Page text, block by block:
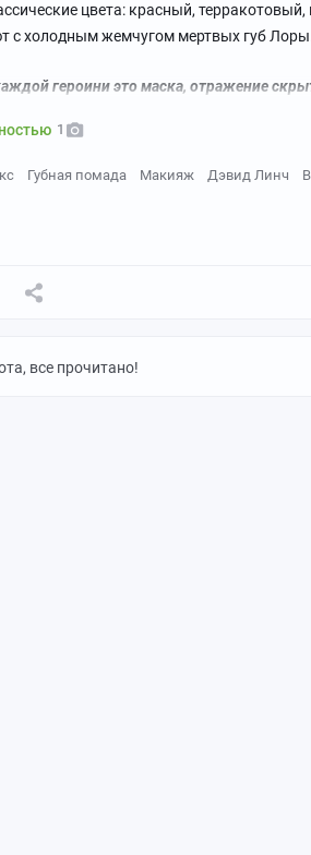
цвета: красный,
с холодным жемчугом мертвых губ
героини это маска, отражение
1
Губная помада Макияж Дэвид Линч
все прочитано!